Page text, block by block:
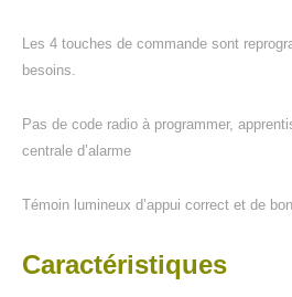
Les 4 touches de commande sont
besoins.
Pas de code radio à programmer,
centrale d’alarme
Témoin lumineux d’appui correct et de
Caractéristiques